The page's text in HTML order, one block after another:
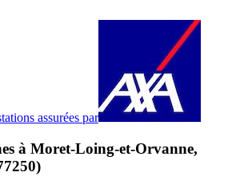
assurées par
à Moret-Loing-et-Orvanne,